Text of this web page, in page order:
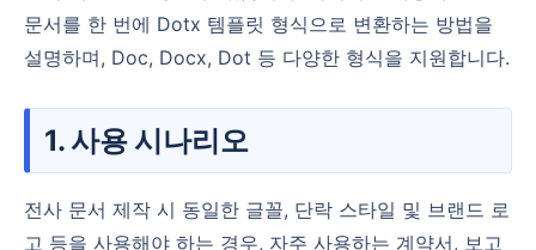
문서를 한 번에 Dotx 템플릿 형식으로 변환하는 방법을
설명하며, Doc, Docx, Dot 등 다양한 형식을 지원합니다.
1. 사용 시나리오
전사 문서 제작 시 동일한 글꼴, 단락 스타일 및 브랜드 로
고 등을 사용해야 하는 경우, 자주 사용하는 계약서, 보고